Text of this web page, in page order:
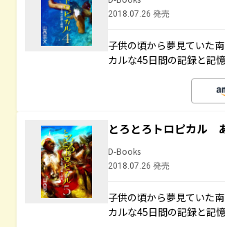
2018.07.26 発売
子供の頃から夢見ていた
カルな45日間の記録と記憶
とろとろトロピカル
D-Books
2018.07.26 発売
子供の頃から夢見ていた
カルな45日間の記録と記憶